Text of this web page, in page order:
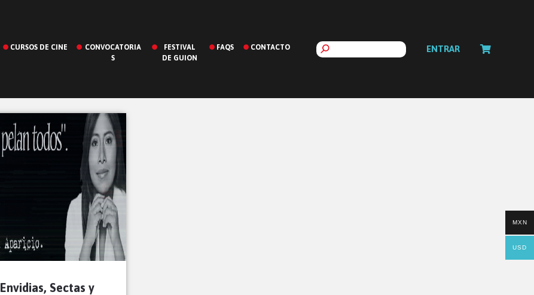
CURSOS DE CINE
CONVOCATORIA
S
FESTIVAL
DE GUION
FAQS CONTACTO ENTRAR
Envidias, Sectas y
MXN
USD